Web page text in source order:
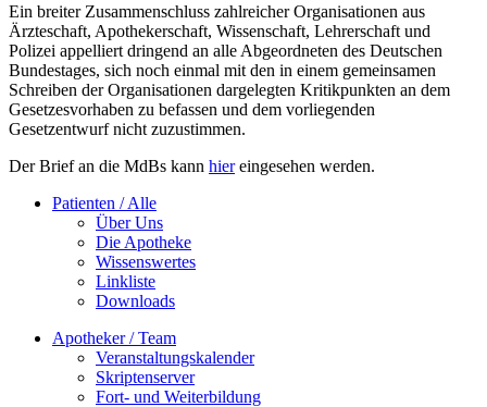
Ein breiter Zusammenschluss zahlreicher Organisationen aus
Ärzteschaft, Apothekerschaft, Wissenschaft, Lehrerschaft und
Polizei appelliert dringend an alle Abgeordneten des Deutschen
Bundestages, sich noch einmal mit den in einem gemeinsamen
Schreiben der Organisationen dargelegten Kritikpunkten an dem
Gesetzesvorhaben zu befassen und dem vorliegenden
Gesetzentwurf nicht zuzustimmen.
Der Brief an die MdBs kann hiereingesehen werden.
Patienten / Alle
Über Uns
Die Apotheke
Wissenswertes
Linkliste
Downloads
Apotheker / Team
Veranstaltungskalender
Skriptenserver
Fort- und Weiterbildung